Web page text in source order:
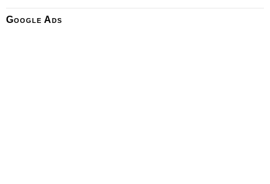
Google Ads